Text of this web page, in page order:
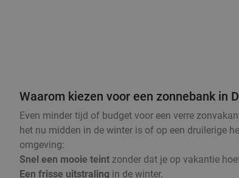
Waarom kiezen voor een zonnebank in
Even minder tijd of budget voor een verre
het nu midden in de winter is of op een druilerige
omgeving:
Snel een mooie teint zonder dat je op vakantie
Een frisse uitstraling in de winter.